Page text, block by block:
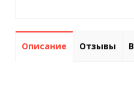
Описание Отзывы